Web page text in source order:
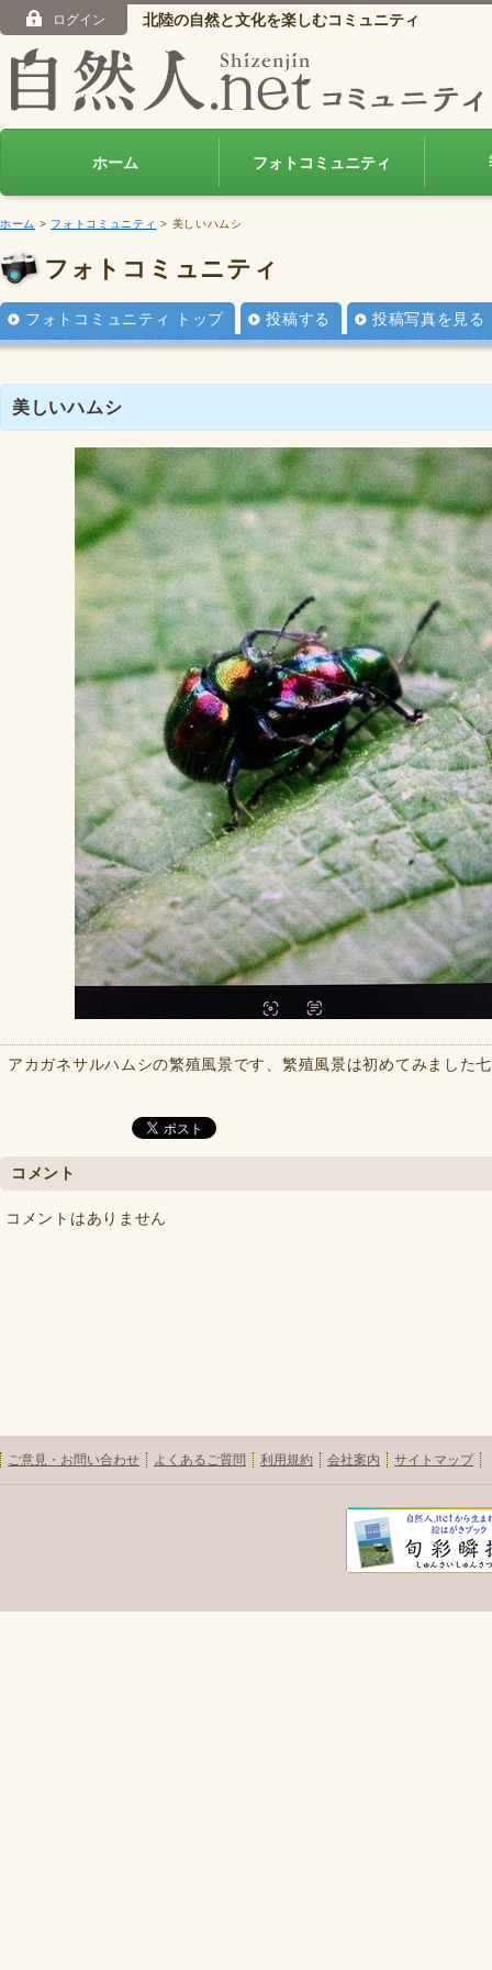
ログイン 北陸の自然と文化を楽しむコミュニティ
ホーム フォトコミュニティ
ホーム > フォトコミュニティ > 美しいハムシ
フォトコミュニティ
フォトコミュニティ トップ 投稿する 投稿写真を見る
美しいハムシ
アカガネサルハムシの繁殖風景です、繁殖風景は初めてみました
コメント
コメントはありません
ご意見・お問い合わせ よくあるご質問 利用規約 会社案内 サイトマップ